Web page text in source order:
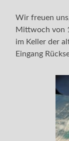
Wir freuen
Mittwoch von
im Keller der
Eingang